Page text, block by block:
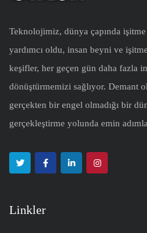
Teknolojimiz, dünya çapında işitme
yardımcı oldu, insan beyni ve
keşifler, her geçen gün daha fazla
dönüştürmemizi sağlıyor. Demant
gerçekten bir engel olmadığı bir
gerçekleştirme yolunda emin
Linkler